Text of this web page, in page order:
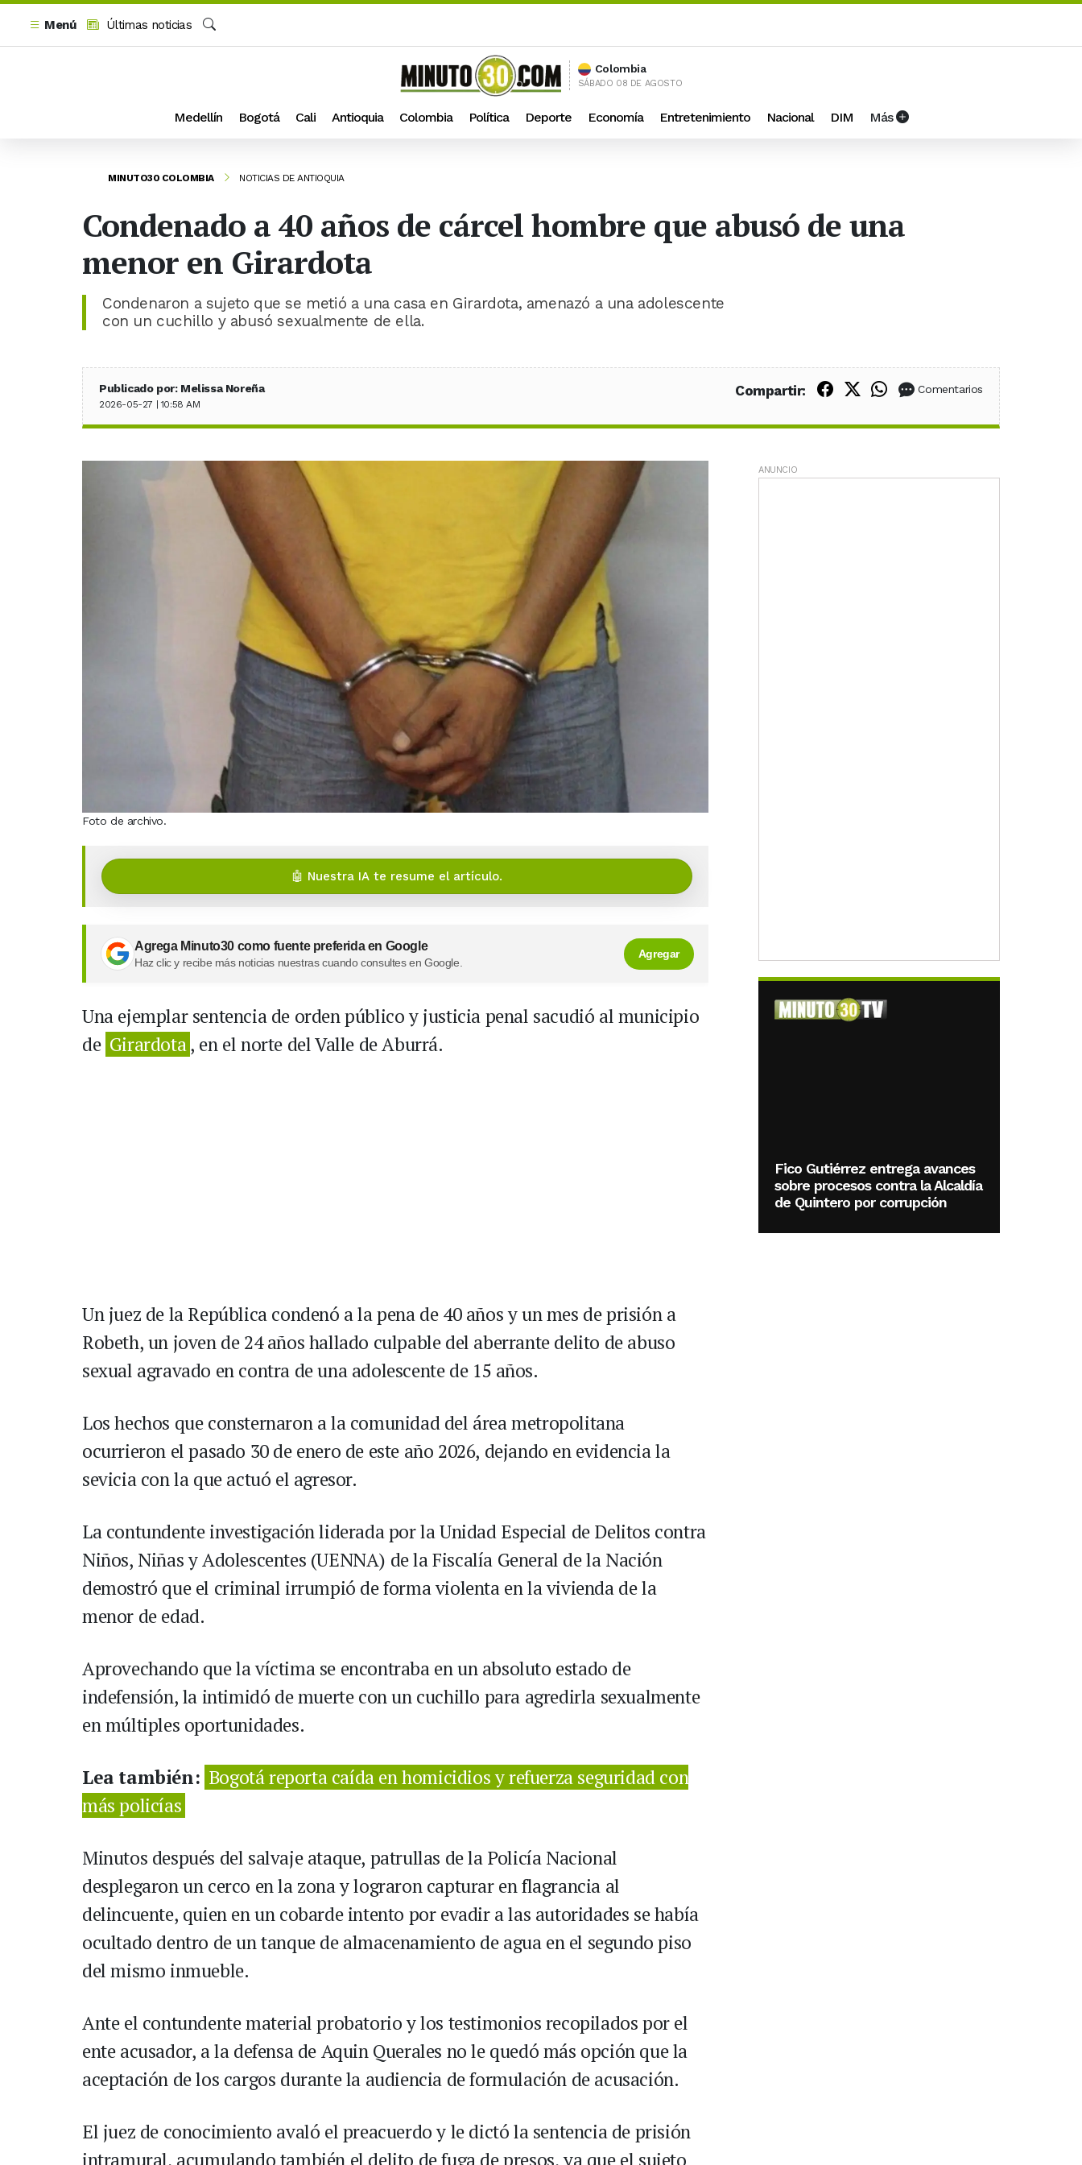
Menú
Últimas noticias
Buscar
Colombia
SÁBADO 08 DE AGOSTO
Medellín Bogotá Cali Antioquia Colombia Política Deporte Economía Entretenimiento Nacional DIM Más
MINUTO30 COLOMBIA NOTICIAS DE ANTIOQUIA
Condenado a 40 años de cárcel hombre que abusó de una
menor en Girardota
Condenaron a sujeto que se metió a una casa en Girardota, amenazó a una adolescente
con un cuchillo y abusó sexualmente de ella.
Publicado por: Melissa Noreña
2026-05-27 | 10:58 AM
Compartir: Compartir en Facebook
Compartir en X (Twitter)
Compartir en WhatsApp
Comentarios
Foto de archivo.
🤖 Nuestra IA te resume el artículo.
Agrega Minuto30 como fuente preferida en Google
Haz clic y recibe más noticias nuestras cuando consultes en Google.
Agregar
Una ejemplar sentencia de orden público y justicia penal sacudió al municipio
de Girardota, en el norte del Valle de Aburrá.
Un juez de la República condenó a la pena de 40 años y un mes de prisión a
Robeth, un joven de 24 años hallado culpable del aberrante delito de abuso
sexual agravado en contra de una adolescente de 15 años.
Los hechos que consternaron a la comunidad del área metropolitana
ocurrieron el pasado 30 de enero de este año 2026, dejando en evidencia la
sevicia con la que actuó el agresor.
La contundente investigación liderada por la Unidad Especial de Delitos contra
Niños, Niñas y Adolescentes (UENNA) de la Fiscalía General de la Nación
demostró que el criminal irrumpió de forma violenta en la vivienda de la
menor de edad.
Aprovechando que la víctima se encontraba en un absoluto estado de
indefensión, la intimidó de muerte con un cuchillo para agredirla sexualmente
en múltiples oportunidades.
Lea también: Bogotá reporta caída en homicidios y refuerza seguridad con
más policías
Minutos después del salvaje ataque, patrullas de la Policía Nacional
desplegaron un cerco en la zona y lograron capturar en flagrancia al
delincuente, quien en un cobarde intento por evadir a las autoridades se había
ocultado dentro de un tanque de almacenamiento de agua en el segundo piso
del mismo inmueble.
Ante el contundente material probatorio y los testimonios recopilados por el
ente acusador, a la defensa de Aquin Querales no le quedó más opción que la
aceptación de los cargos durante la audiencia de formulación de acusación.
El juez de conocimiento avaló el preacuerdo y le dictó la sentencia de prisión
ANUNCIO
Fico Gutiérrez entrega avances
sobre procesos contra la Alcaldía
de Quintero por corrupción